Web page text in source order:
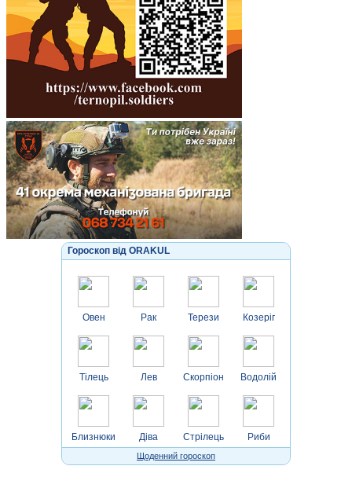
Гороскоп від ORAKUL
Овен
Тілець
Близнюки
Рак
Лев
Діва
Терези
Скорпіон
Стрілець
Козеріг
Водолій
Риби
Щоденний гороскоп